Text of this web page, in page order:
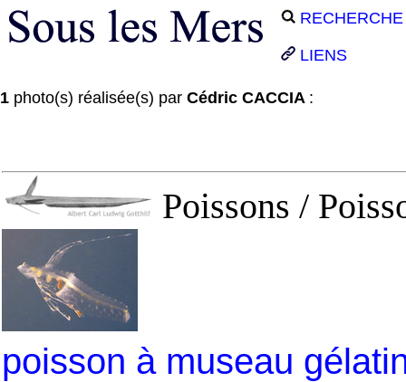
RECHERCHE
LIENS
1 photo(s) réalisée(s) par Cédric CACCIA :
Poissons /
poisson à museau